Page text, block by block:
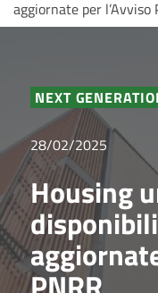
aggiornate per l’Avviso
NEXT
28/02/2025
Housing